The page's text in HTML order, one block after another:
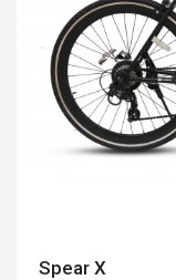
Spear X